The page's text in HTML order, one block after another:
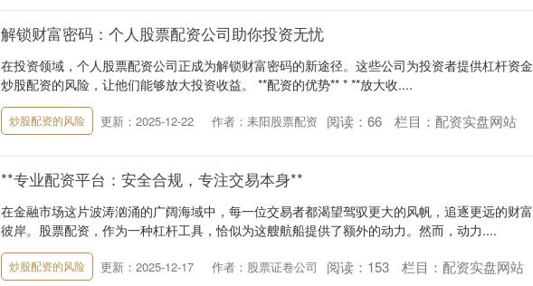
解锁财富密码：个人股票配资公司助你投资无忧
在投资领域，个人股票配资公司正成为解锁财富密码的新途径。这些公司为投资者提供杠杆资金
炒股配资的风险，让他们能够放大投资收益。 **配资的优势** * **放大收....
炒股配资的风险 更新：2025-12-22 作者：耒阳股票配资 阅读： 66 栏目： 配资实盘网站
**专业配资平台：安全合规，专注交易本身**
在金融市场这片波涛汹涌的广阔海域中，每一位交易者都渴望驾驭更大的风帆，追逐更远的财富
彼岸。股票配资，作为一种杠杆工具，恰似为这艘航船提供了额外的动力。然而，动力....
炒股配资的风险 更新：2025-12-17 作者：股票证卷公司 阅读： 153 栏目： 配资实盘网站